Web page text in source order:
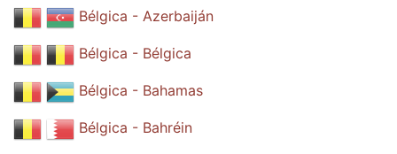
Bélgica - Azerbaiján
Bélgica - Bélgica
Bélgica - Bahamas
Bélgica - Bahréin